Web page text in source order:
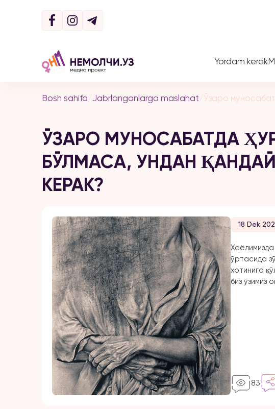
Yordam kerak
Bosh sahifa/Jabrlanganlarga maslahat/Ўзаро
ЎЗАРО МУНОСАБАТДА
БЎЛМАСА, УНДАН
КЕРАК?
18 Dek
ўртасида
хотинига
биз ўзимиз
83